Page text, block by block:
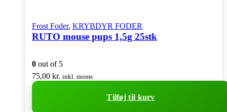
Frost Foder, KRYBDYR FODER
RUTO mouse pups 1,5g 25stk
0 out of 5
75,00 kr. inkl. moms
Tilføj til kurv